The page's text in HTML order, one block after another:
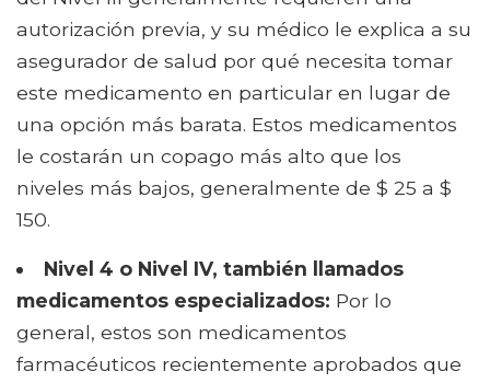
autorización previa, y su médico le explica a su
asegurador de salud por qué necesita tomar
este medicamento en particular en lugar de
una opción más barata. Estos medicamentos
le costarán un copago más alto que los
niveles más bajos, generalmente de $ 25 a $
150.
Nivel 4 o Nivel IV, también llamados
medicamentos especializados: Por lo
general, estos son medicamentos
farmacéuticos recientemente aprobados que